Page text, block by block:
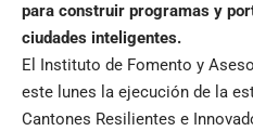
para construir programas y
ciudades inteligentes.
El Instituto de Fomento y
este lunes la ejecución de la
Cantones Resilientes e